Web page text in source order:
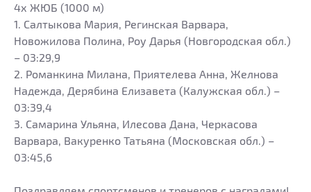
4х ЖЮБ (1000 м)
1. Салтыкова Мария, Регинская Варвара,
Новожилова Полина, Роу Дарья (Новгородская обл.)
– 03:29,9
2. Романкина Милана, Приятелева Анна, Желнова
Надежда, Дерябина Елизавета (Калужская обл.) –
03:39,4
3. Самарина Ульяна, Илесова Дана, Черкасова
Варвара, Вакуренко Татьяна (Московская обл.) –
03:45,6